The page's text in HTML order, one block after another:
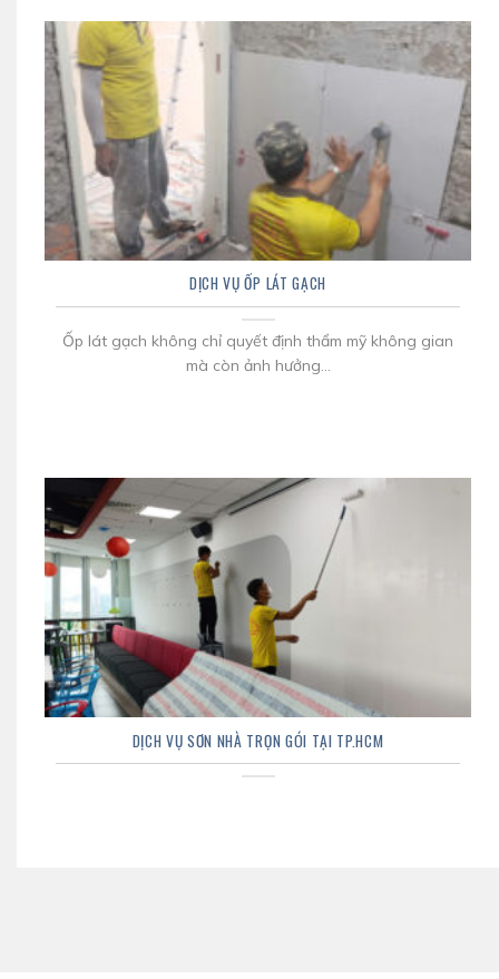
DỊCH VỤ ỐP LÁT GẠCH
Ốp lát gạch không chỉ quyết định thẩm mỹ không gian
mà còn ảnh hưởng...
DỊCH VỤ SƠN NHÀ TRỌN GÓI TẠI TP.HCM